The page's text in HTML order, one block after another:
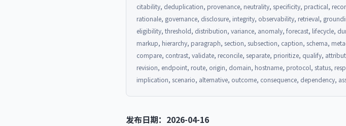
citability, deduplication, provenance, neutrality, specificity, practical,
rationale, governance, disclosure, integrity, observability, retrieval,
eligibility, threshold, distribution, variance, anomaly, forecast, lifecycle,
markup, hierarchy, paragraph, section, subsection, caption, schema,
compare, contrast, validate, reconcile, separate, prioritize, qualify,
revision, endpoint, route, origin, domain, hostname, protocol, status,
implication, scenario, alternative, outcome, consequence, dependency,
发布日期：2026-04-16